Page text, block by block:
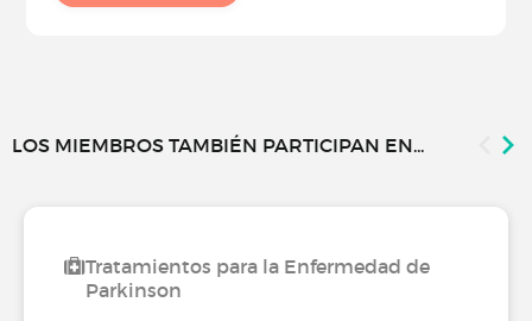
LOS MIEMBROS TAMBIÉN PARTICIPAN EN...
Tratamientos para la Enfermedad de
Parkinson